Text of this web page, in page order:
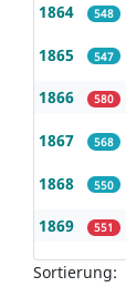
1864 548
1865 547
1866 580
1867 568
1868 550
1869 551
Sortierung: